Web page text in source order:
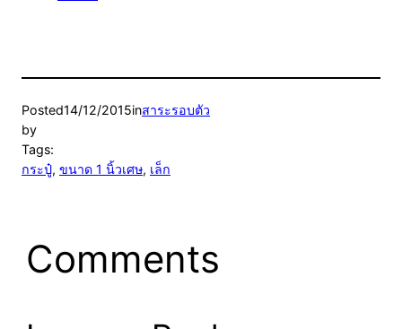
Posted14/12/2015inสาระรอบตัว
by
Tags:
กระปู๋, ขนาด 1 นิ้วเศษ, เล็ก
Comments